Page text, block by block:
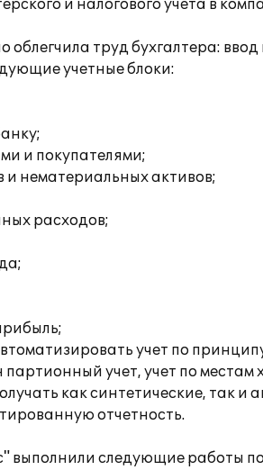
и налогового учета в
труд бухгалтера:
учетные блоки:
и покупателями;
и нематериальных активов;
расходов;
учет по
учет, учет по местам
как синтетические, так
отчетность.
выполнили следующие работы